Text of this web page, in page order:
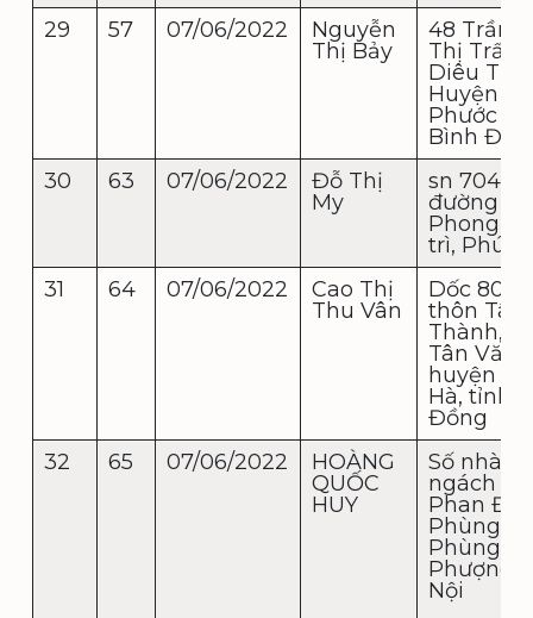
29
57 07/06/2022
Nguyễn
Thị Bảy
48 Trần
Thị Trấn
Diêu Trì -
Huyện
Phước -
Bình
30
63 07/06/2022
Đỗ Thị
My
sn 704,
đường
Phong,
trì, Phú
31
64 07/06/2022
Cao Thị
Thu Vân
Dốc 800
thôn Tân
Thành, xã
Tân Văn,
huyện
Hà, tỉnh
Đồng
32
65 07/06/2022
HOÀNG
QUỐC
HUY
Số nhà
ngách 2,
Phan
Phùng, tt
Phùng,
Phượng,
Nội